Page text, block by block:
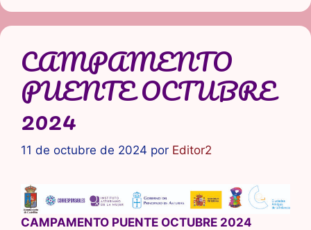
CAMPAMENTO
PUENTE OCTUBRE
2024
11 de octubre de 2024 por Editor2
CAMPAMENTO PUENTE OCTUBRE 2024